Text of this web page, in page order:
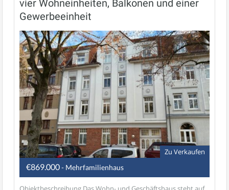
vier Wohneinheiten, Balkonen und einer
Gewerbeeinheit
Zu Verkaufen
€869.000- Mehrfamilienhaus